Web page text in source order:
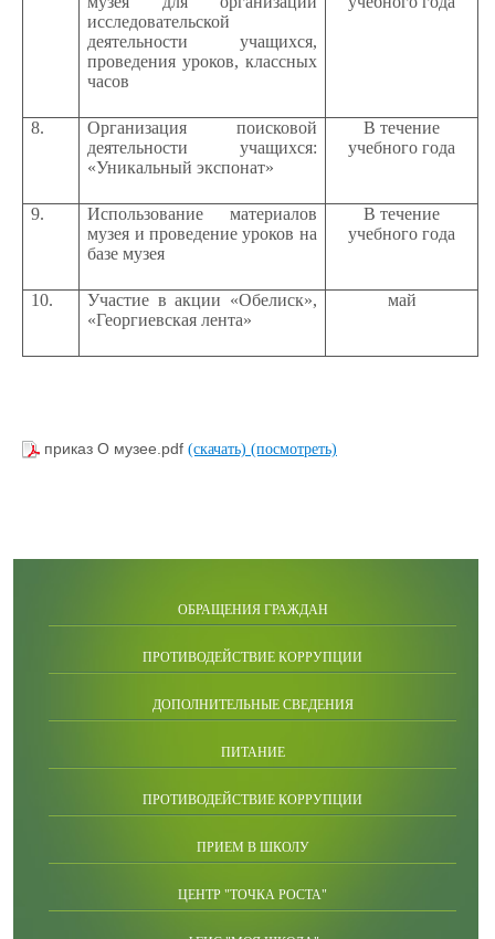
исследовательской
деятельности учащихся,
проведения уроков, классных
часов
8.
Организация поисковой
деятельности учащихся:
«Уникальный экспонат»
В течение
учебного года
9.
Использование материалов
музея и проведение уроков на
базе музея
В течение
учебного года
10.
Участие в акции «Обелиск»,
«Георгиевская лента»
май
приказ О музее.pdf (скачать) (посмотреть)
ОБРАЩЕНИЯ ГРАЖДАН
ПРОТИВОДЕЙСТВИЕ КОРРУПЦИИ
ДОПОЛНИТЕЛЬНЫЕ СВЕДЕНИЯ
ПИТАНИЕ
ПРОТИВОДЕЙСТВИЕ КОРРУПЦИИ
ПРИЕМ В ШКОЛУ
ЦЕНТР "ТОЧКА РОСТА"